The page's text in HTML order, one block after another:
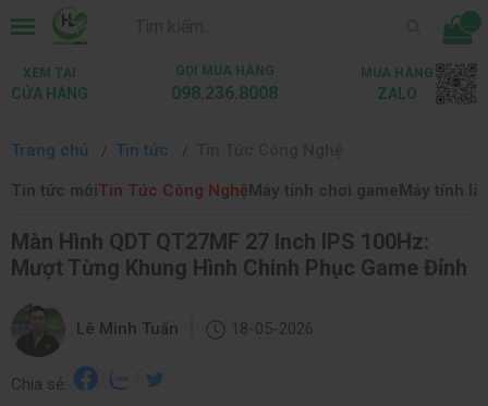
...
XEM TẠI
CỬA HÀNG
GỌI MUA HÀNG
098.236.8008
MUA HÀNG
ZALO
Trang chủ Tin tức
Tin tức mớiTin Tức Công NghệMáy tính chơi gameMáy tính
Màn Hình QDT QT27MF 27 Inch IPS 100Hz:
Mượt Từng Khung Hình Chinh Phục Game Đỉnh
Lê Minh Tuấn 18-05-2026
Chia sẻ: